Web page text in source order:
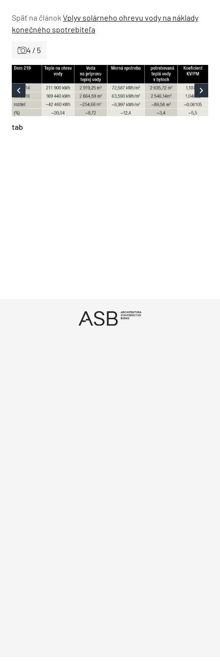
Späť na článok Vplyv solárneho ohrevu vody na náklady
konečného spotrebiteľa
4 / 5
tab